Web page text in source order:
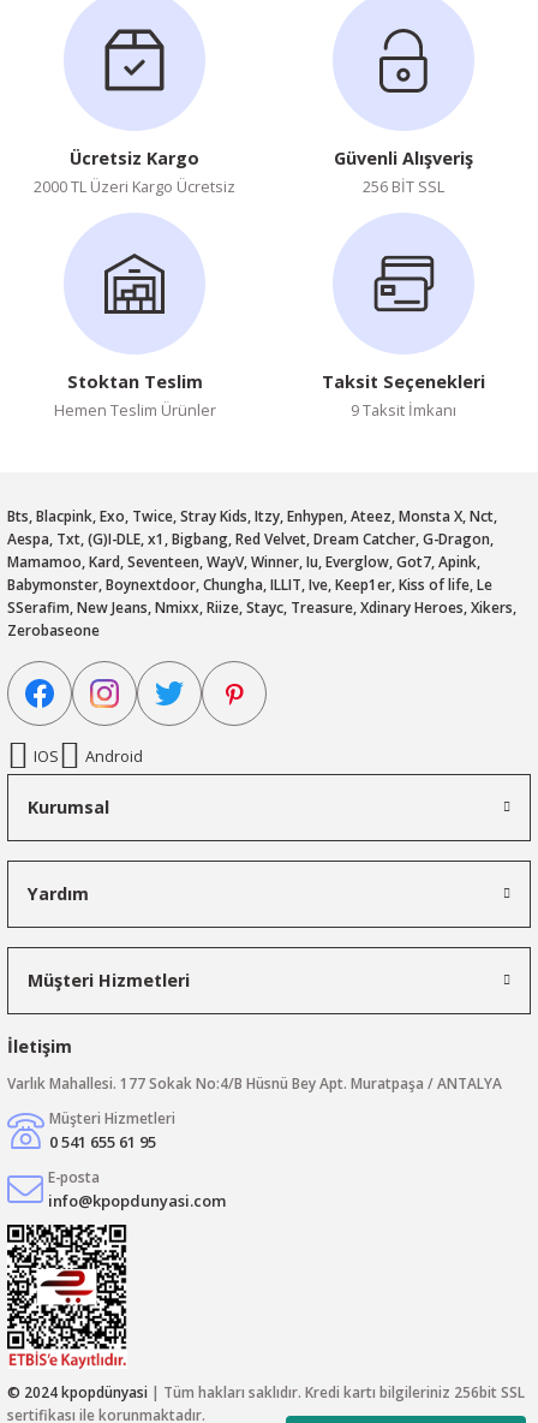
Ücretsiz Kargo
2000 TL Üzeri Kargo Ücretsiz
Güvenli Alışveriş
256 BİT SSL
Stoktan Teslim
Hemen Teslim Ürünler
Taksit Seçenekleri
9 Taksit İmkanı
Bts, Blacpink, Exo, Twice, Stray Kids, Itzy, Enhypen, Ateez, Monsta X, Nct,
Aespa, Txt, (G)I-DLE, x1, Bigbang, Red Velvet, Dream Catcher, G-Dragon,
Mamamoo, Kard, Seventeen, WayV, Winner, Iu, Everglow, Got7, Apink,
Babymonster, Boynextdoor, Chungha, ILLIT, Ive, Keep1er, Kiss of life, Le
SSerafim, New Jeans, Nmixx, Riize, Stayc, Treasure, Xdinary Heroes, Xikers,
Zerobaseone
IOS Android
Kurumsal
Yardım
Müşteri Hizmetleri
İletişim
Varlık Mahallesi. 177 Sokak No:4/B Hüsnü Bey Apt. Muratpaşa / ANTALYA
Müşteri Hizmetleri
0 541 655 61 95
E-posta
info@kpopdunyasi.com
© 2024 kpopdünyasi | Tüm hakları saklıdır. Kredi kartı bilgileriniz 256bit SSL
sertifikası ile korunmaktadır.